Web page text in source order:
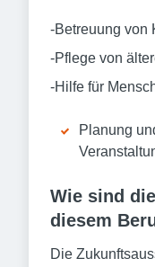
-Betreuung von
-Pflege von
-Hilfe für
Planung
Wie sind
diesem
Die